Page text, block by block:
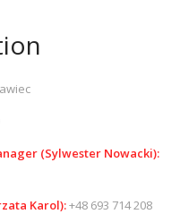
(Sylwester Nowacki):
Karol):+48 693 714 208